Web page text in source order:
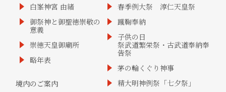
白峯神宮 由緒
御祭神と御聖徳崇敬の
意義
崇徳天皇御廟所
略年表
境内のご案内
春季例大祭 淳仁天皇祭
蹴鞠奉納
子供の日
祭武道繁栄祭・古武道奉納奉
告祭
茅の輪くぐり神事
精大明神例祭「七夕祭」